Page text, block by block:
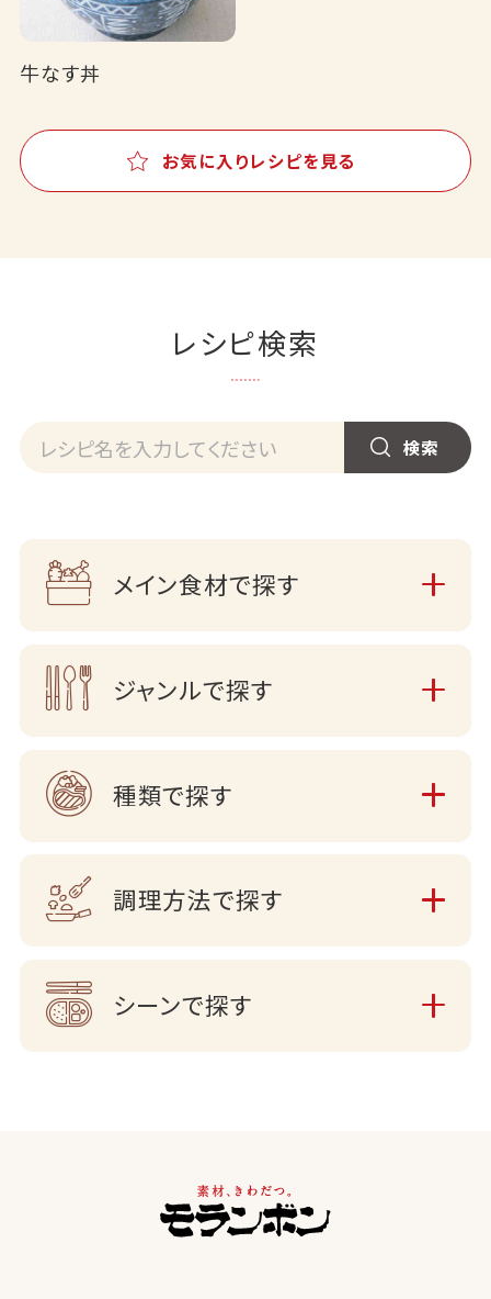
牛なす丼
お気に入りレシピを見る
レシピ検索
メイン食材で探す
ジャンルで探す
種類で探す
調理方法で探す
シーンで探す